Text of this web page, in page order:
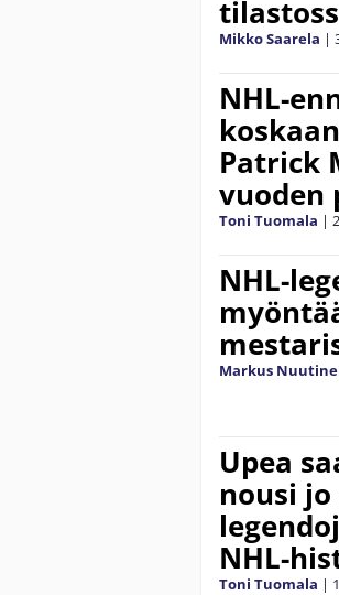
Mikko Saarela |
NHL-
Patrick
vuoden
Toni Tuomala |
NHL-
Markus
Upea
nousi
NHL-
Toni Tuomala |